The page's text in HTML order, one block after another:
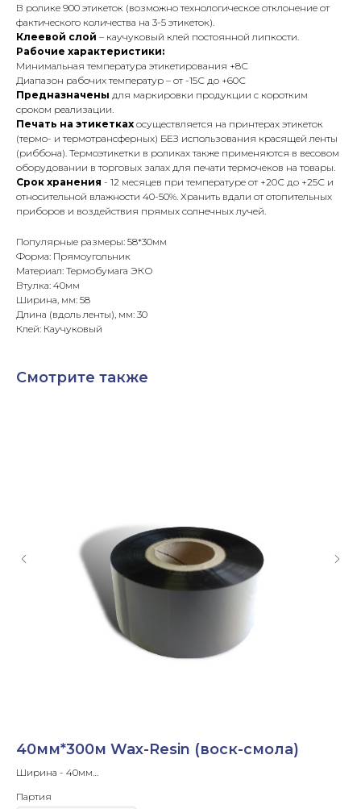
В ролике 900 этикеток (возможно технологическое отклонение от
фактического количества на 3-5 этикеток).
Клеевой слой – каучуковый клей постоянной липкости.
Рабочие характеристики:
Минимальная температура этикетирования +8С
Диапазон рабочих температур – от -15С до +60С
Предназначены для маркировки продукции с коротким
сроком реализации.
Печать на этикеткахосуществляется на принтерах этикеток
(термо- и термотрансферных) БЕЗ использования красящей ленты
(риббона). Термоэтикетки в роликах также применяются в весовом
оборудовании в торговых залах для печати термочеков на товары.
Срок хранения - 12 месяцев при температуре от +20С до +25С и
относительной влажности 40-50%. Хранить вдали от отопительных
приборов и воздействия прямых солнечных лучей.
Популярные размеры: 58*30мм
Форма: Прямоугольник
Материал: Термобумага ЭКО
Втулка: 40мм
Ширина, мм: 58
Длина (вдоль ленты), мм: 30
Клей: Каучуковый
Смотрите также
40мм*300м Wax-Resin (воск-смола)
Ширина - 40мм
Диаметр втулки - 1'
Партия